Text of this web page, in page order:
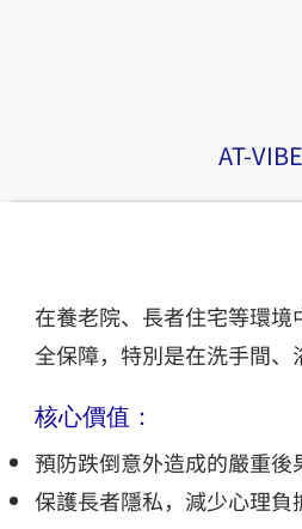
AT-
在養老院、長者住宅等環
全保障，特別是在洗手間、
核心價值：
預防跌倒意外造成的嚴重後
保護長者隱私，減少心理負